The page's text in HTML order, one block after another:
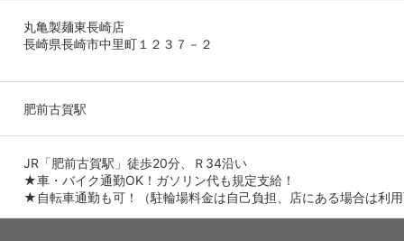
丸亀製麺東長崎店
長崎県長崎市中里町１２３７－２
肥前古賀駅
JR「肥前古賀駅」徒歩20分、Ｒ34沿い
★車・バイク通勤OK！ガソリン代も規定支給！
★自転車通勤も可！（駐輪場料金は自己負担、店にある場合は利